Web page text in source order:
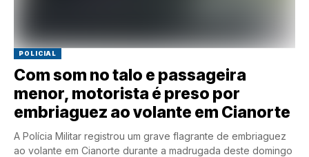
POLICIAL
Com som no talo e passageira
menor, motorista é preso por
embriaguez ao volante em Cianorte
A Polícia Militar registrou um grave flagrante de embriaguez
ao volante em Cianorte durante a madrugada deste domingo